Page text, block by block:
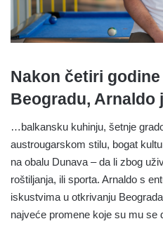
Nakon četiri
Beogradu,
…balkansku kuhinju, šetnje
austrougarskom stilu, bogat
na obalu Dunava – da li zbog
roštiljanja, ili sporta. Arnaldo s
iskustvima u otkrivanju
najveće promene koje su mu se